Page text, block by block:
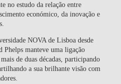
no estudo da relação entre
económico, da inovação e
NOVA de Lisboa desde
Phelps manteve uma ligação
de duas décadas, participando
a sua brilhante visão com